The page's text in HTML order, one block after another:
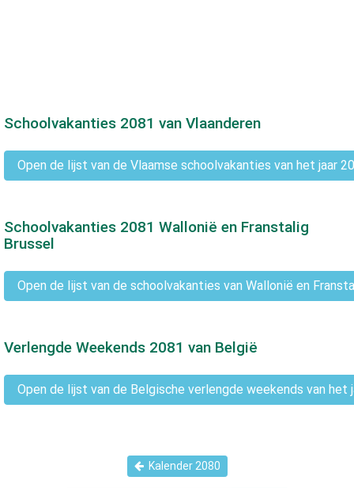
Schoolvakanties 2081 van Vlaanderen
Open de lijst van de Vlaamse schoolvakanties van het jaar
Schoolvakanties 2081 Wallonië en Franstalig
Brussel
Open de lijst van de schoolvakanties van Wallonië en
Verlengde Weekends 2081 van België
Open de lijst van de Belgische verlengde weekends van het
Kalender 2080